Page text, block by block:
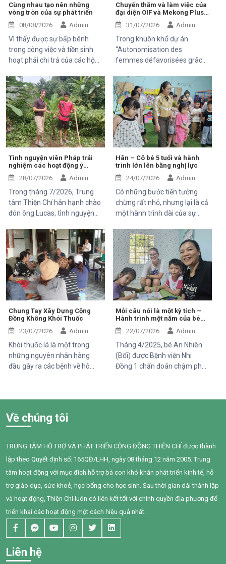
Cùng nhau tạo nên những
vòng tròn của sự phát triển
08/08/2026
Admin
Vì thấy được sự bấp bênh
trong công việc và tiền sinh
hoạt phải chi trả của các hộ
Phát Triển cộng đồng Thiện
chí đã và đang luôn luôn tìm
kiếm và thử các mô hình mới,
thuận tiện, bền vững để có thể
giúp được 1 phần nào đó cho
mọi người.
Chuyến thăm và làm việc của
đại diện OIF và Mekong Plus
tại cộng đồng dự án
31/07/2026 Admin
Trong khuôn khổ dự án
“Autonomisation des
femmes défavorisées grâce
économique et à l'accès aux
soins de santé 2025–2028”,
Trung tâm Thiện Chí vinh dự
đón tiếp ông Kaloyan Kolev,
đại diện đơn vị tài trợ
Organisation internationale
de la Francophonie (OIF), và
ông Bernard Kervyn, đại diện
Mekong Plus, trong chuyến
công tác tại xã Tánh Linh, Bắc
Ruộng và Hàm Kiệm, tỉnh
Lâm Đồng.
Tình nguyện viên Pháp trải
nghiệm các hoạt động ý
nghĩa tại Trung tâm Thiện Chí
28/07/2026 Admin
Trong tháng 7/2026, Trung
tâm Thiện Chí hân hạnh chào
đón ông Lucas, tình nguyện
chuyến thăm và trải nghiệm
các hoạt động của dự án do
Mekong Plus tài trợ tại địa
phương.
Hân – Cô bé 5 tuổi và hành
trình lớn lên bằng nghị lực
24/07/2026
Admin
Có những bước tiến tưởng
chừng rất nhỏ, nhưng lại là cả
một hành trình dài của sự
vọng. Hân, cô bé 5 tuổi với nụ
cười trong trẻo, đã đến với
Trung tâm trong những ngày
đầu mang theo rất nhiều thử
thách. Ngay từ khi chào đời,
em phải đối mặt với nhiều vấn
đề về sức khỏe, khiến quá
trình phát triển chậm hơn so
với các bạn cùng trang lứa.
Những điều tưởng như rất
bình thường đối với một đứa
trẻ lại là những cột mốc đầy
gian nan đối với em.
Chung Tay Xây Dựng Cộng
Đồng Không Khói Thuốc
23/07/2026
Admin
Khói thuốc lá là một trong
những nguyên nhân hàng
đầu gây ra các bệnh về hô
người hút thuốc bị ảnh hưởng
đặc biệt là trẻ em, phụ nữ
mang thai và người cao tuổi,
cũng phải đối mặt với nhiều
nguy cơ sức khỏe do hít phải
khói thuốc thụ động.
Mỗi câu nói là một kỳ tích –
Hành trình một năm của bé
An Nhiên (Bối)
22/07/2026 Admin
Tháng 4/2025, bé An Nhiên
(Bối) được Bệnh viện Nhi
Đồng 1 chẩn đoán chậm phát
gặp nhiều khó khăn trong
đồng hành tận tâm của các
cô giáo, sự kiên trì của gia
đình và nỗ lực không ngừng
của chính Bối, em đã có
những bước tiến đầy tự hào.
Về chúng tôi
TRUNG TÂM HỖ TRỢ VÀ PHÁT TRIỂN CỘNG ĐỒNG THIỆN CHÍ được thành
lập theo Quyết định số: 165QĐ/LHH, ngày 08 tháng 12 năm 2005. Trung
tâm hoạt động với mục đích hỗ trợ bà con khó khăn phát triển kinh tế, hỗ
trợ giáo dục, sức khoẻ, học bổng cho học sinh. Sau thời gian dài thành lập
và hoạt động, Thiện Chí luôn có liên kết tốt với chính quyền địa phương để
triển khai các hoạt động một cách hiệu quả nhất.
Liên hệ